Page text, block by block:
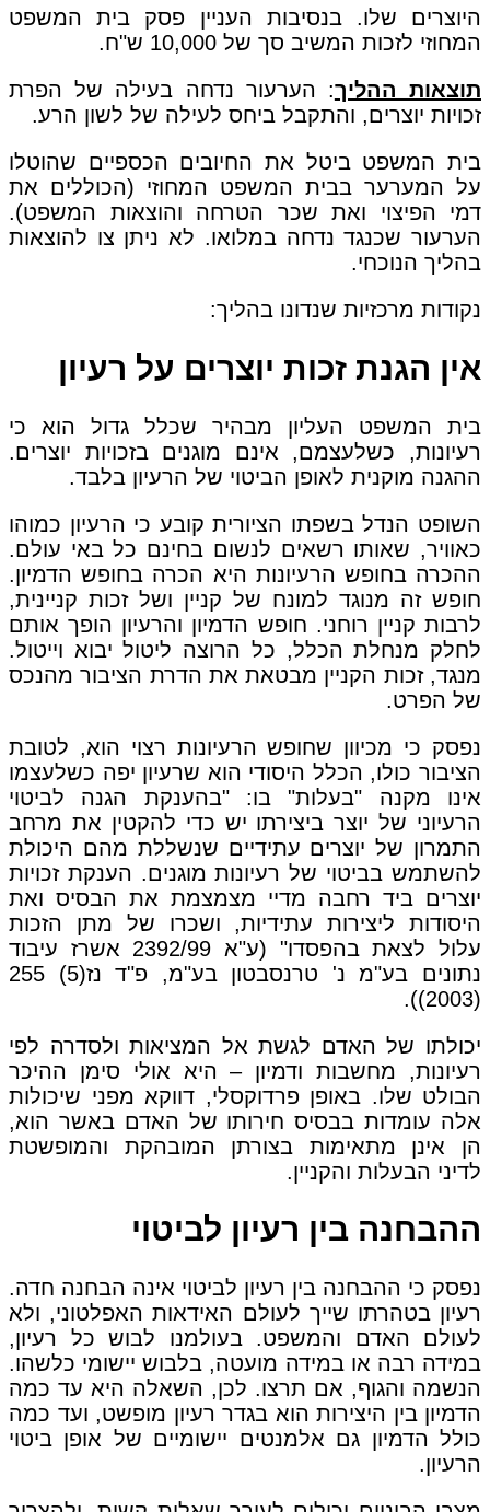
היוצרים שלו. בנסיבות העניין פסק בית המשפט
המחוזי לזכות המשיב סך של 10,000 ש"ח.
תוצאות ההליך: הערעור נדחה בעילה של הפרת
זכויות יוצרים, והתקבל ביחס לעילה של לשון הרע.
בית המשפט ביטל את החיובים הכספיים שהוטלו
על המערער בבית המשפט המחוזי (הכוללים את
דמי הפיצוי ואת שכר הטרחה והוצאות המשפט).
הערעור שכנגד נדחה במלואו. לא ניתן צו להוצאות
בהליך הנוכחי.
נקודות מרכזיות שנדונו בהליך:
אין הגנת זכות יוצרים על רעיון
בית המשפט העליון מבהיר שכלל גדול הוא כי
רעיונות, כשלעצמם, אינם מוגנים בזכויות יוצרים.
ההגנה מוקנית לאופן הביטוי של הרעיון בלבד.
השופט הנדל בשפתו הציורית קובע כי הרעיון כמוהו
כאוויר, שאותו רשאים לנשום בחינם כל באי עולם.
ההכרה בחופש הרעיונות היא הכרה בחופש הדמיון.
חופש זה מנוגד למונח של קניין ושל זכות קניינית,
לרבות קניין רוחני. חופש הדמיון והרעיון הופך אותם
לחלק מנחלת הכלל, כל הרוצה ליטול יבוא וייטול.
מנגד, זכות הקניין מבטאת את הדרת הציבור מהנכס
של הפרט.
נפסק כי מכיוון שחופש הרעיונות רצוי הוא, לטובת
הציבור כולו, הכלל היסודי הוא שרעיון יפה כשלעצמו
אינו מקנה "בעלות" בו: "בהענקת הגנה לביטוי
הרעיוני של יוצר ביצירתו יש כדי להקטין את מרחב
התמרון של יוצרים עתידיים שנשללת מהם היכולת
להשתמש בביטוי של רעיונות מוגנים. הענקת זכויות
יוצרים ביד רחבה מדיי מצמצמת את הבסיס ואת
היסודות ליצירות עתידיות, ושכרו של מתן הזכות
עלול לצאת בהפסדו" (ע"א 2392/99‏ אשרז עיבוד
נתונים בע"מ נ' טרנסבטון בע"מ, פ"ד נז(5) 255
(2003)).
יכולתו של האדם לגשת אל המציאות ולסדרה לפי
רעיונות, מחשבות ודמיון – היא אולי סימן ההיכר
הבולט שלו. באופן פרדוקסלי, דווקא מפני שיכולות
אלה עומדות בבסיס חירותו של האדם באשר הוא,
הן אינן מתאימות בצורתן המובהקת והמופשטת
לדיני הבעלות והקניין.
ההבחנה בין רעיון לביטוי
נפסק כי ההבחנה בין רעיון לביטוי אינה הבחנה חדה.
רעיון בטהרתו שייך לעולם האידאות האפלטוני, ולא
לעולם האדם והמשפט. בעולמנו לבוש כל רעיון,
במידה רבה או במידה מועטה, בלבוש יישומי כלשהו.
הנשמה והגוף, אם תרצו. לכן, השאלה היא עד כמה
הדמיון בין היצירות הוא בגדר רעיון מופשט, ועד כמה
כולל הדמיון גם אלמנטים יישומיים של אופן ביטוי
הרעיון.